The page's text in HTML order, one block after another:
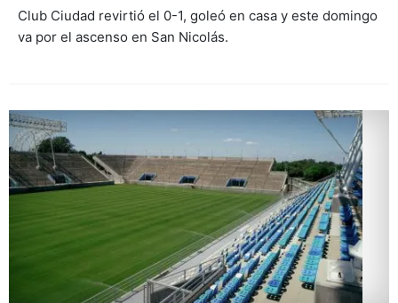
Club Ciudad revirtió el 0-1, goleó en casa y este domingo
va por el ascenso en San Nicolás.